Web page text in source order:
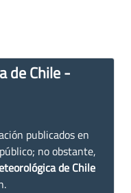
de Chile -
publicados en
no obstante,
de Chile